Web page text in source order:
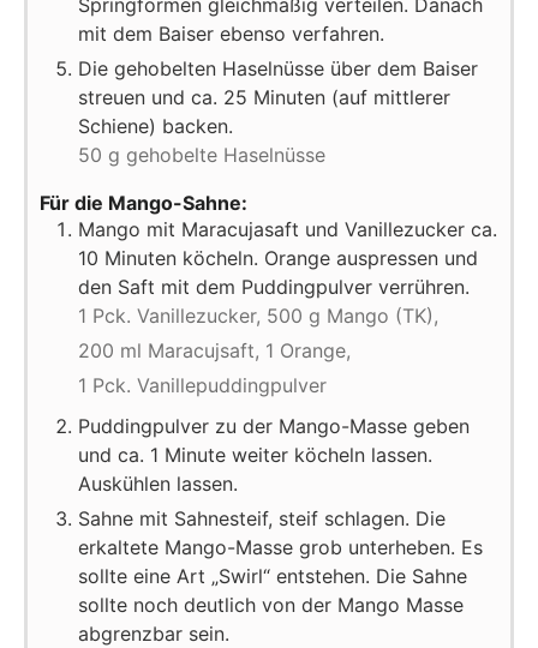
mit dem Baiser ebenso verfahren.
Die gehobelten Haselnüsse über dem Baiser
streuen und ca. 25 Minuten (auf mittlerer
Schiene) backen.
50 g gehobelte Haselnüsse
Für die Mango-Sahne:
Mango mit Maracujasaft und Vanillezucker ca.
10 Minuten köcheln. Orange auspressen und
den Saft mit dem Puddingpulver verrühren.
1 Pck. Vanillezucker, 500 g Mango (TK),
200 ml Maracujsaft, 1 Orange,
1 Pck. Vanillepuddingpulver
Puddingpulver zu der Mango-Masse geben
und ca. 1 Minute weiter köcheln lassen.
Auskühlen lassen.
Sahne mit Sahnesteif, steif schlagen. Die
erkaltete Mango-Masse grob unterheben. Es
sollte eine Art „Swirl“ entstehen. Die Sahne
sollte noch deutlich von der Mango Masse
abgrenzbar sein.